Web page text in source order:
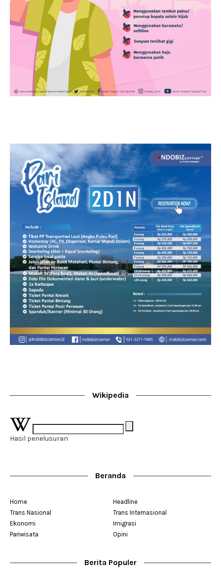
Wikipedia
Hasil penelusuran
Beranda
Home
Headline
Trans Nasional
Trans Internasional
Ekonomi
Imigrasi
Pariwisata
Opini
Berita Populer